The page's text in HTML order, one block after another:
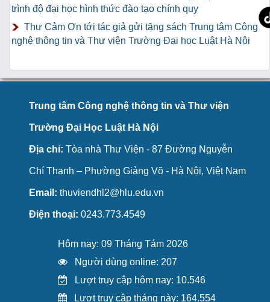
trình độ đại học hình thức đào tạo chính quy
Thư Cảm Ơn tới tác giả gửi tặng sách Trung tâm Công
nghệ thông tin và Thư viện Trường Đại học Luật Hà Nội
Trung tâm Công nghệ thông tin và Thư viện
Trường Đại Học Luật Hà Nội
Địa chỉ: Tòa nhà Thư Viện - 87 Đường Nguyễn
Chí Thanh – Phường Giảng Võ - Hà Nội, Việt Nam
Email: thuviendhl2@hlu.edu.vn
Điện thoại: 0243.773.4549
Hôm nay: 09 Tháng Tám 2026
Người dùng online: 207
Lượt truy cập hôm nay: 10.546
Lượt truy cập tháng này: 164.554